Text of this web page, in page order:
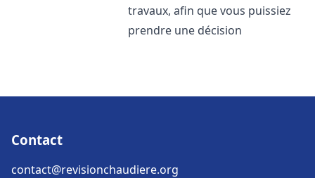
travaux, afin que vous puissiez
prendre une décision
Contact
contact@revisionchaudiere.org